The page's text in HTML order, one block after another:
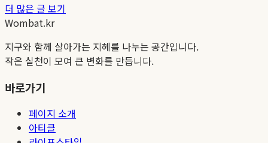
더 많은 글 보기
Wombat.kr
지구와 함께 살아가는 지혜를 나누는 공간입니다.
작은 실천이 모여 큰 변화를 만듭니다.
바로가기
페이지 소개
아티클